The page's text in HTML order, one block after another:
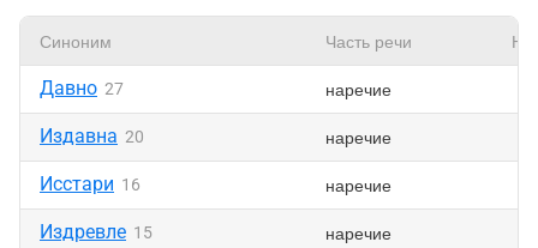
Синоним Часть речи
Давно 27 наречие
Издавна 20 наречие
Исстари 16 наречие
Издревле 15 наречие